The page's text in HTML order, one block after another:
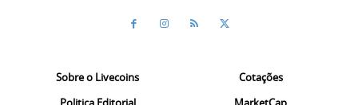
Sobre o Livecoins
Cotações